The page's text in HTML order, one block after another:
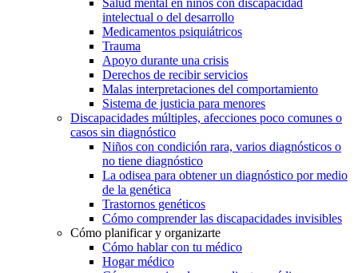
intelectual o del desarrollo
Medicamentos psiquiátricos
Trauma
Apoyo durante una crisis
Derechos de recibir servicios
Malas interpretaciones del comportamiento
Sistema de justicia para menores
Discapacidades múltiples, afecciones poco comunes o
casos sin diagnóstico
Niños con condición rara, varios diagnósticos o
no tiene diagnóstico
La odisea para obtener un diagnóstico por medio
de la genética
Trastornos genéticos
Cómo comprender las discapacidades invisibles
Cómo planificar y organizarte
Cómo hablar con tu médico
Hogar médico